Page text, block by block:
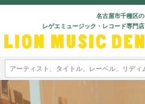
名古屋市千種区の
レゲエミュージック・レコード専門店